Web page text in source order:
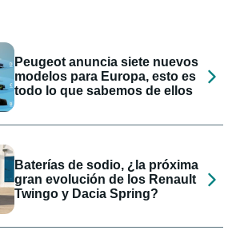
Peugeot anuncia siete nuevos
modelos para Europa, esto es
todo lo que sabemos de ellos
Baterías de sodio, ¿la próxima
gran evolución de los Renault
Twingo y Dacia Spring?